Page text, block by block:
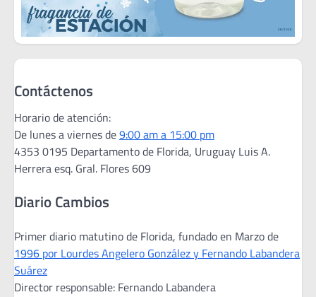
Contáctenos
Horario de atención:
De lunes a viernes de9:00 am a 15:00 pm
4353 0195 Departamento de Florida, Uruguay Luis A.
Herrera esq. Gral. Flores 609
Diario Cambios
Primer diario matutino de Florida, fundado en Marzo de
1996 por Lourdes Angelero González y Fernando Labandera
Suárez
Director responsable: Fernando Labandera